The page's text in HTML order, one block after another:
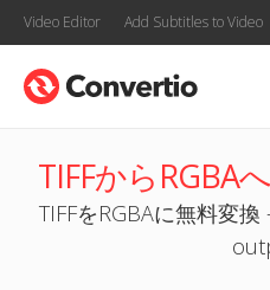
Video Editor Add Subtitles to Video
TIFFからRGBA
TIFFをRGBAに無料変